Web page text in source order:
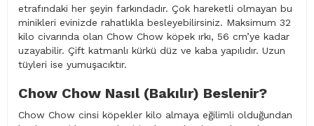
etrafındaki her şeyin farkındadır. Çok hareketli olmayan bu
minikleri evinizde rahatlıkla besleyebilirsiniz. Maksimum 32
kilo civarında olan Chow Chow köpek ırkı, 56 cm’ye kadar
uzayabilir. Çift katmanlı kürkü düz ve kaba yapılıdır. Uzun
tüyleri ise yumuşacıktır.
Chow Chow Nasıl (Bakılır) Beslenir?
Chow Chow cinsi köpekler kilo almaya eğilimli olduğundan